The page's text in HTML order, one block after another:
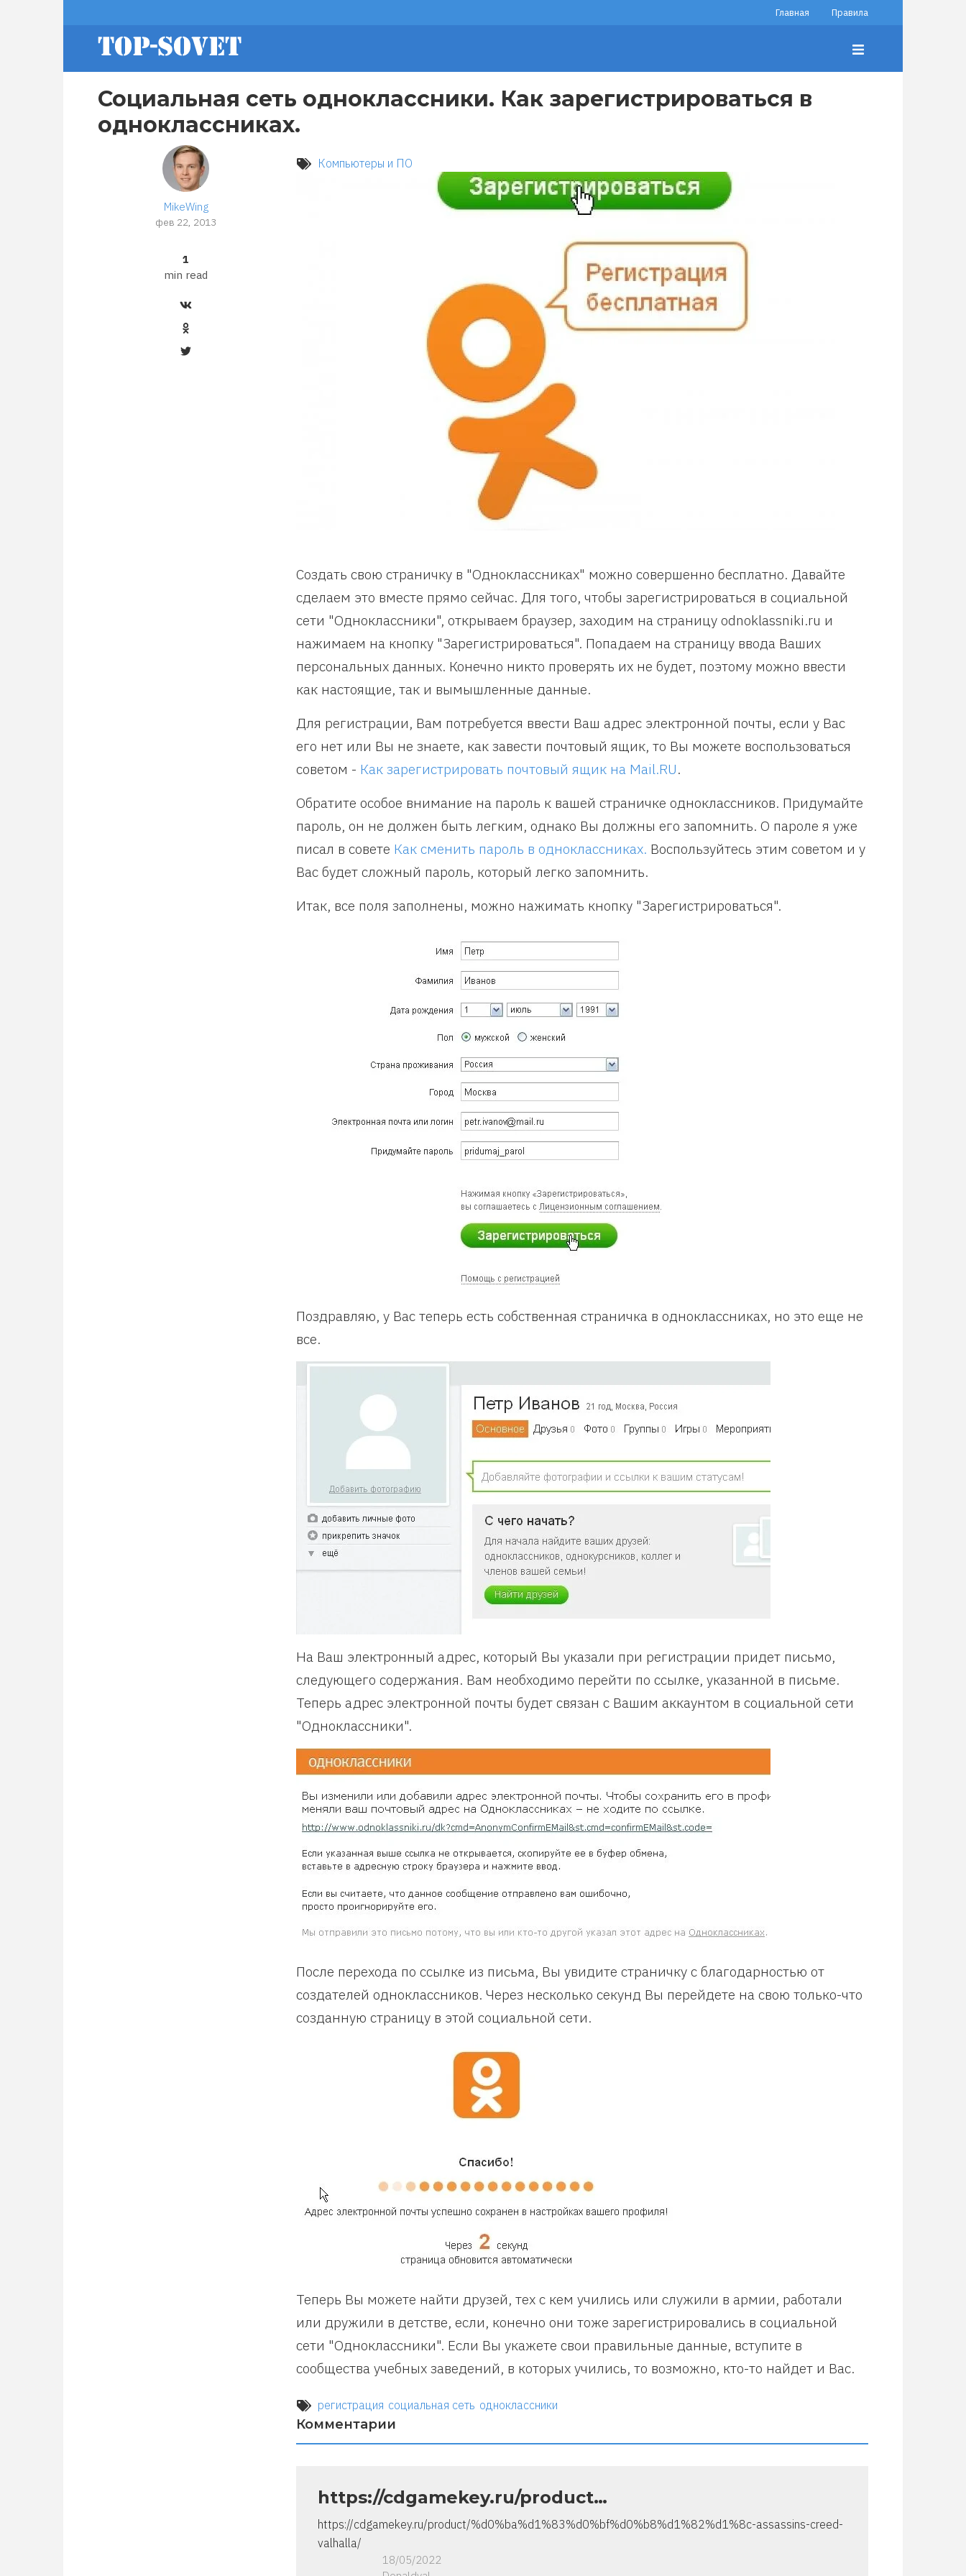
footer
menu
Главная Правила
Социальная сеть одноклассники. Как зарегистрироваться в
одноклассниках.
MikeWing
фев 22, 2013
1
min read
Компьютеры и ПО
Создать свою страничку в "Одноклассниках" можно совершенно бесплатно. Давайте
сделаем это вместе прямо сейчас. Для того, чтобы зарегистрироваться в социальной
сети "Одноклассники", открываем браузер, заходим на страницу odnoklassniki.ru и
нажимаем на кнопку "Зарегистрироваться". Попадаем на страницу ввода Ваших
персональных данных. Конечно никто проверять их не будет, поэтому можно ввести
как настоящие, так и вымышленные данные.
Для регистрации, Вам потребуется ввести Ваш адрес электронной почты, если у Вас
его нет или Вы не знаете, как завести почтовый ящик, то Вы можете воспользоваться
советом - Как зарегистрировать почтовый ящик на Mail.RU.
Обратите особое внимание на пароль к вашей страничке одноклассников. Придумайте
пароль, он не должен быть легким, однако Вы должны его запомнить. О пароле я уже
писал в совете Как сменить пароль в одноклассниках. Воспользуйтесь этим советом и у
Вас будет сложный пароль, который легко запомнить.
Итак, все поля заполнены, можно нажимать кнопку "Зарегистрироваться".
Поздравляю, у Вас теперь есть собственная страничка в одноклассниках, но это еще не
все.
На Ваш электронный адрес, который Вы указали при регистрации придет письмо,
следующего содержания. Вам необходимо перейти по ссылке, указанной в письме.
Теперь адрес электронной почты будет связан с Вашим аккаунтом в социальной сети
"Одноклассники".
После перехода по ссылке из письма, Вы увидите страничку с благодарностью от
создателей одноклассников. Через несколько секунд Вы перейдете на свою только-что
созданную страницу в этой социальной сети.
Теперь Вы можете найти друзей, тех с кем учились или служили в армии, работали
или дружили в детстве, если, конечно они тоже зарегистрировались в социальной
сети "Одноклассники". Если Вы укажете свои правильные данные, вступите в
сообщества учебных заведений, в которых учились, то возможно, кто-то найдет и Вас.
регистрация социальная сеть одноклассники
Комментарии
https://cdgamekey.ru/product…
https://cdgamekey.ru/product/%d0%ba%d1%83%d0%bf%d0%b8%d1%82%d1%8c-assassins-creed-
valhalla/
18/05/2022